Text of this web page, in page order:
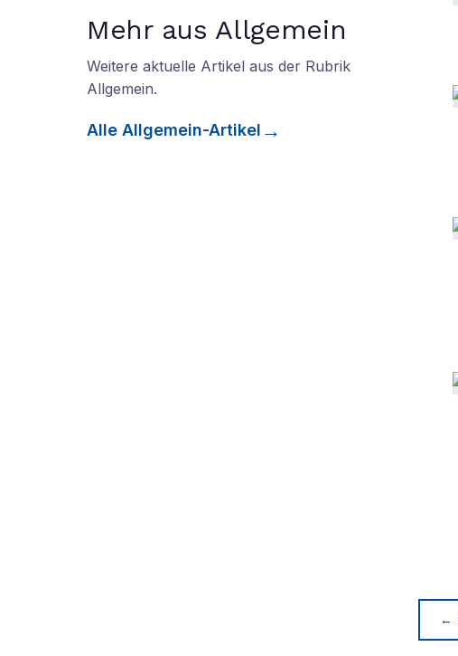
Mehr aus Allgemein
Weitere aktuelle Artikel aus der Rubrik
Allgemein.
Alle Allgemein-Artikel
←